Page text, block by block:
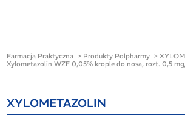
Farmacja Praktyczna Produkty Polpharmy
Xylometazolin WZF 0,05% krople do nosa, rozt. 0,5
XYLOMETAZOLIN